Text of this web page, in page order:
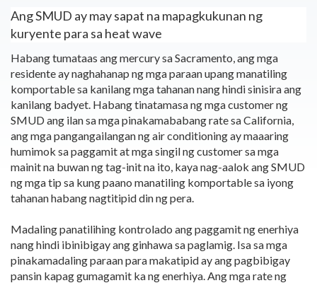
Ang SMUD ay may sapat na mapagkukunan ng
kuryente para sa heat wave
Habang tumataas ang mercury sa Sacramento, ang mga
residente ay naghahanap ng mga paraan upang manatiling
komportable sa kanilang mga tahanan nang hindi sinisira ang
kanilang badyet. Habang tinatamasa ng mga customer ng
SMUD ang ilan sa mga pinakamababang rate sa California,
ang mga pangangailangan ng air conditioning ay maaaring
humimok sa paggamit at mga singil ng customer sa mga
mainit na buwan ng tag-init na ito, kaya nag-aalok ang SMUD
ng mga tip sa kung paano manatiling komportable sa iyong
tahanan habang nagtitipid din ng pera.
Madaling panatilihing kontrolado ang paggamit ng enerhiya
nang hindi ibinibigay ang ginhawa sa paglamig. Isa sa mga
pinakamadaling paraan para makatipid ay ang pagbibigay
pansin kapag gumagamit ka ng enerhiya. Ang mga rate ng